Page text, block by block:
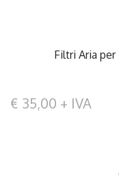
Filtri Aria per
€ 35,00 + IVA